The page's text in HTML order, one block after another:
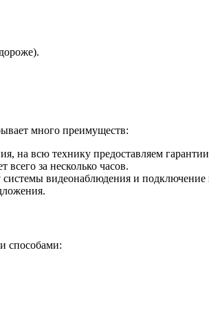
много преимуществ:
на всю технику предоставляем
за несколько часов.
видеонаблюдения и
способами: